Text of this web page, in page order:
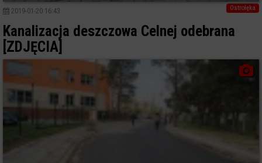
Ostrołęka
2019-01-20 16:43
Kanalizacja deszczowa Celnej odebrana
[ZDJĘCIA]